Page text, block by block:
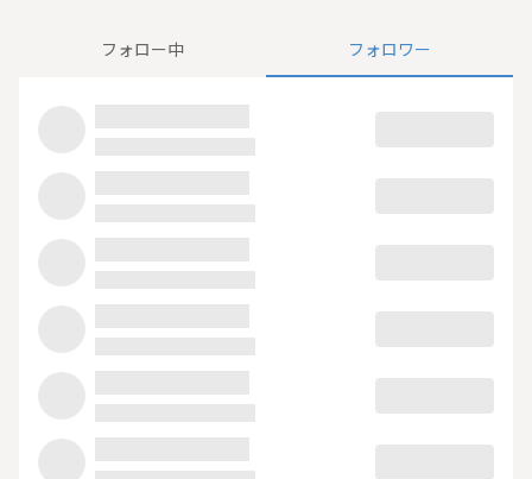
フォロー中 フォロワー